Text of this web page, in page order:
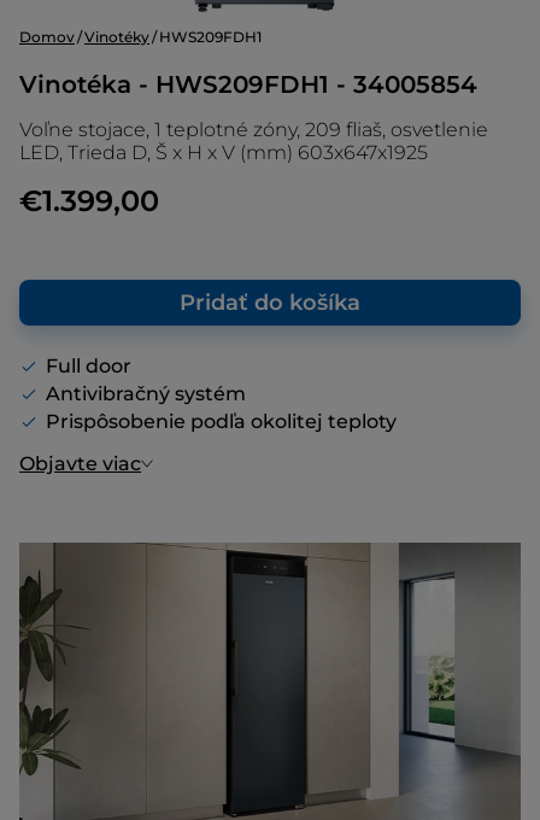
Domov Vinotéky HWS209FDH1
Vinotéka - HWS209FDH1 - 34005854
Voľne stojace, 1 teplotné zóny, 209 fliaš, osvetlenie
LED, Trieda D, Š x H x V (mm) 603x647x1925
€1.399,00
Pridať do košíka
Full door
Antivibračný systém
Prispôsobenie podľa okolitej teploty
Objavte viac